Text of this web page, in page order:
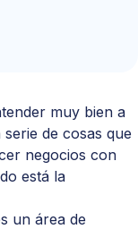
muy bien a
de cosas que
negocios con
está la
un área de